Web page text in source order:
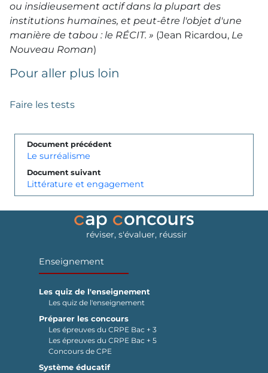
ou insidieusement actif dans la plupart des
institutions humaines, et peut-être l'objet d'une
manière de tabou : le RÉCIT. » (Jean Ricardou, Le
Nouveau Roman)
Pour aller plus loin
Faire les tests
Document précédent
Le surréalisme
Document suivant
Littérature et engagement
réviser, s'évaluer, réussir
Enseignement
Les quiz de l'enseignement
Les quiz de l'enseignement
Préparer les concours
Les épreuves du CRPE Bac + 3
Les épreuves du CRPE Bac + 5
Concours de CPE
Système éducatif